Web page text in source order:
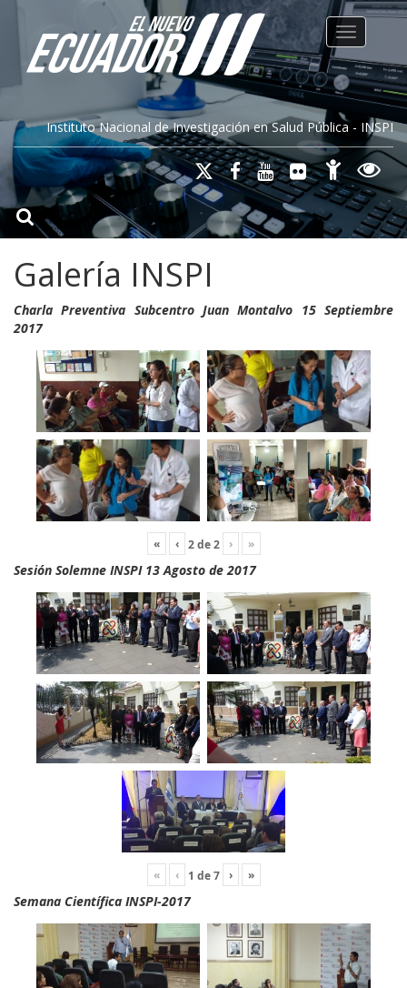
Instituto Nacional de Investigación en Salud Pública - INSPI
Toggle
Galería INSPI
Charla Preventiva Subcentro Juan Montalvo 15 Septiembre
2017
« ‹ 2de2 › »
Sesión Solemne INSPI 13 Agosto de 2017
« ‹ 1 de7 › »
Semana Científica INSPI-2017